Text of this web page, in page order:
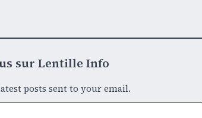
sur Lentille Info
posts sent to your email.